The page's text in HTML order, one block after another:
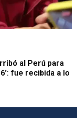
al Perú para
fue recibida a lo